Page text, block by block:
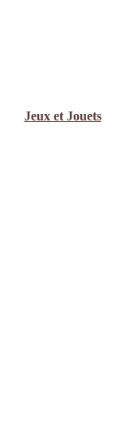
Jeux et Jouets